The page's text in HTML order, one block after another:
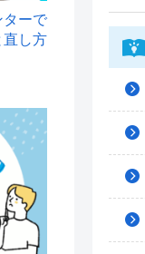
ターで
直し方